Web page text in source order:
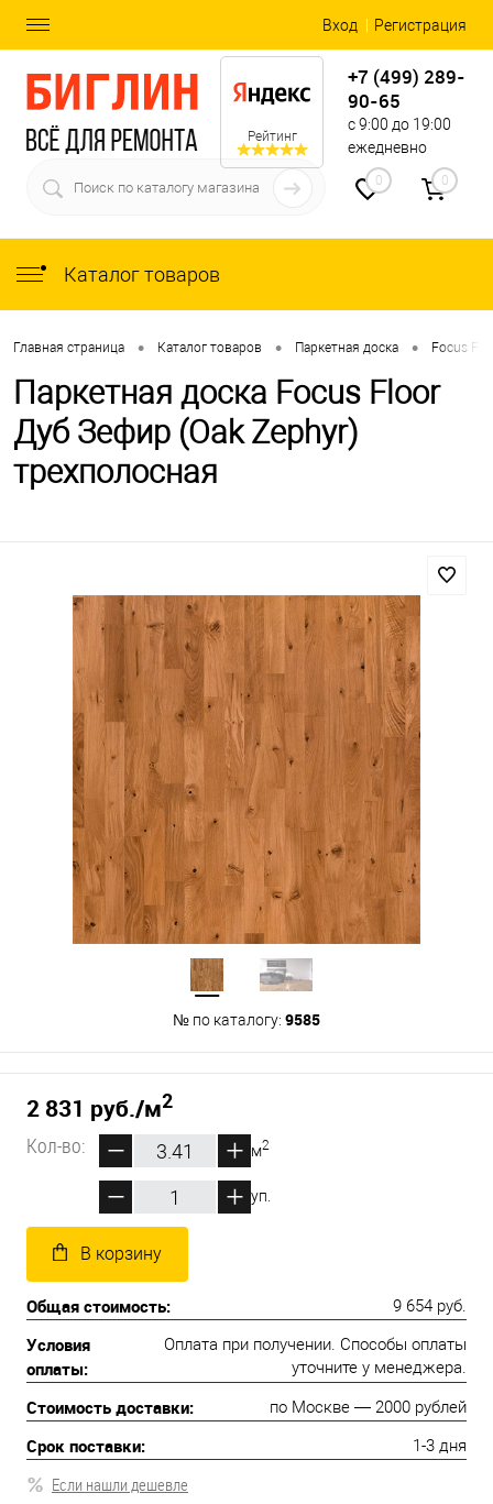
Вход Регистрация
Рейтинг
+7 (499) 289-
90-65
с 9:00 до 19:00
ежедневно
0 0
Каталог товаров
Главная страница • Каталог товаров • Паркетная доска • Focus
Паркетная доска Focus Floor
Дуб Зефир (Oak Zephyr)
трехполосная
№ по каталогу: 9585
2 831 руб./м2
Кол-во:
м2
уп.
В корзину
Общая стоимость: 9 654 руб.
Условия
оплаты:
Оплата при получении. Способы оплаты
уточните у менеджера.
Стоимость доставки: по Москве — 2000 рублей
Срок поставки: 1-3 дня
Если нашли дешевле